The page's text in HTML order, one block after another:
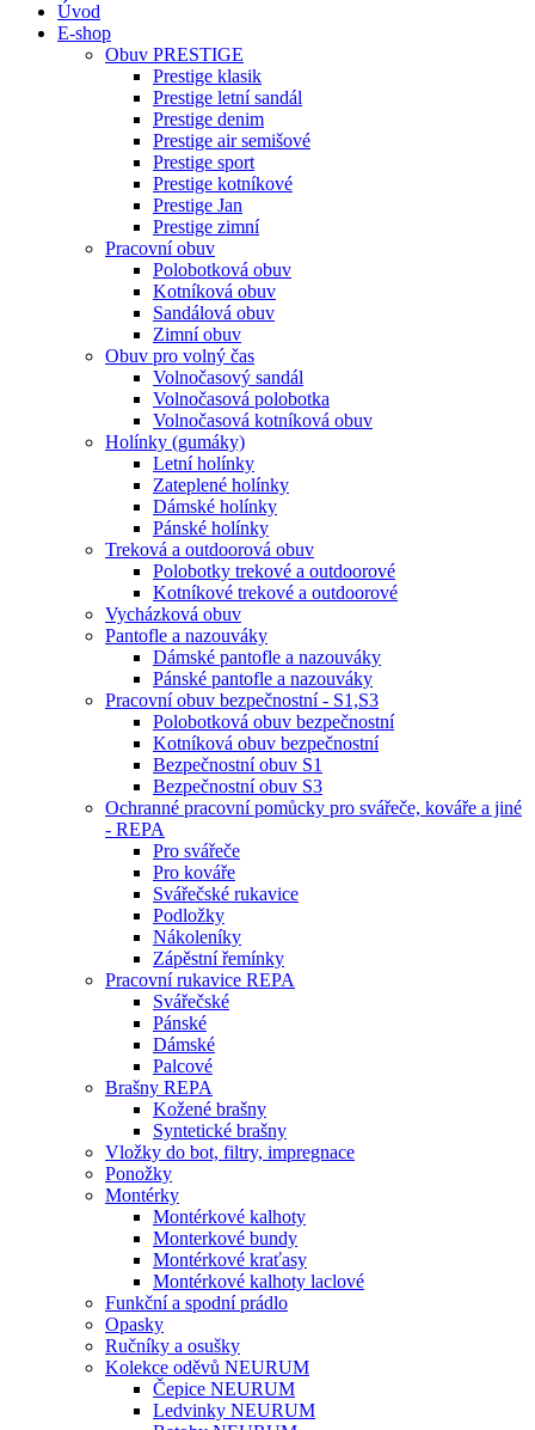
Úvod
E-shop
Obuv PRESTIGE
Prestige klasik
Prestige letní sandál
Prestige denim
Prestige air semišové
Prestige sport
Prestige kotníkové
Prestige Jan
Prestige zimní
Pracovní obuv
Polobotková obuv
Kotníková obuv
Sandálová obuv
Zimní obuv
Obuv pro volný čas
Volnočasový sandál
Volnočasová polobotka
Volnočasová kotníková obuv
Holínky (gumáky)
Letní holínky
Zateplené holínky
Dámské holínky
Pánské holínky
Treková a outdoorová obuv
Polobotky trekové a outdoorové
Kotníkové trekové a outdoorové
Vycházková obuv
Pantofle a nazouváky
Dámské pantofle a nazouváky
Pánské pantofle a nazouváky
Pracovní obuv bezpečnostní - S1,S3
Polobotková obuv bezpečnostní
Kotníková obuv bezpečnostní
Bezpečnostní obuv S1
Bezpečnostní obuv S3
Ochranné pracovní pomůcky pro svářeče, kováře a jiné
- REPA
Pro svářeče
Pro kováře
Svářečské rukavice
Podložky
Nákoleníky
Zápěstní řemínky
Pracovní rukavice REPA
Svářečské
Pánské
Dámské
Palcové
Brašny REPA
Kožené brašny
Syntetické brašny
Vložky do bot, filtry, impregnace
Ponožky
Montérky
Montérkové kalhoty
Monterkové bundy
Montérkové kraťasy
Montérkové kalhoty laclové
Funkční a spodní prádlo
Opasky
Ručníky a osušky
Kolekce oděvů NEURUM
Čepice NEURUM
Ledvinky NEURUM